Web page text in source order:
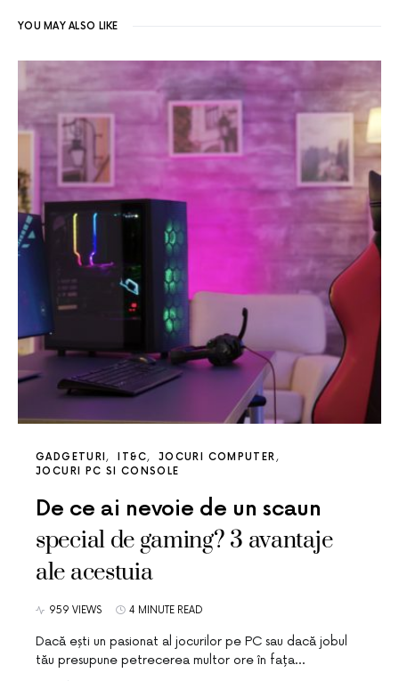
YOU MAY ALSO LIKE
GADGETURI IT&C
JOCURI COMPUTER
JOCURI PC SI CONSOLE
De ce ai nevoie de un scaun
special de gaming? 3 avantaje
ale acestuia
959 VIEWS 4 MINUTE READ
Dacă ești un pasionat al jocurilor pe PC sau dacă jobul
tău presupune petrecerea multor ore în fața…